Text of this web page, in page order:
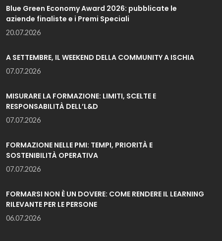
Blue Green Economy Award 2026: pubblicate le
aziende finaliste e i Premi Speciali
20.07.2026
A SETTEMBRE, IL WEEKEND DELLA COMMUNITY A ISCHIA
07.07.2026
MISURARE LA FORMAZIONE: LIMITI, SCELTE E
RESPONSABILITÀ DELL’L&D
07.07.2026
FORMAZIONE NELLE PMI: TEMPI, PRIORITÀ E
SOSTENIBILITÀ OPERATIVA
07.07.2026
FORMARSI NON È UN DOVERE: COME RENDERE IL LEARNING
RILEVANTE PER LE PERSONE
06.07.2026